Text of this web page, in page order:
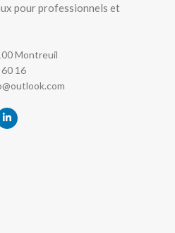
pour professionnels et
Montreuil
16